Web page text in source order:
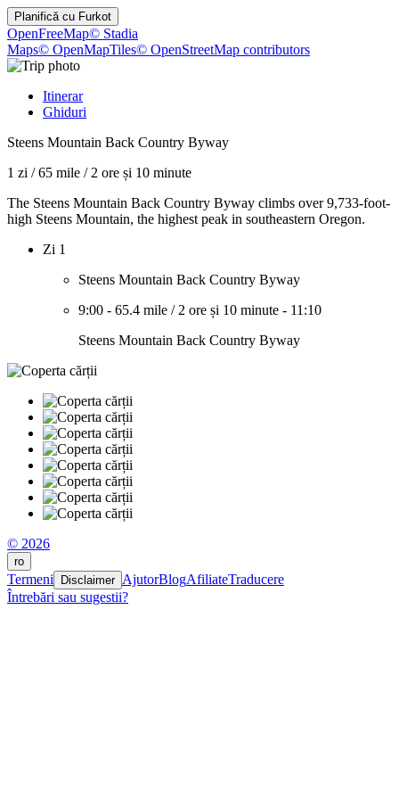
Planifică cu Furkot
OpenFreeMap© Stadia
Maps© OpenMapTiles© OpenStreetMap contributors
Itinerar
Ghiduri
Steens Mountain Back Country Byway
1 zi /65 mile / 2 ore și 10 minute
The Steens Mountain Back Country Byway climbs over 9,733-foot-
high Steens Mountain, the highest peak in southeastern Oregon.
Zi 1
Steens Mountain Back Country Byway
9:00 - 65.4 mile / 2 ore și 10 minute - 11:10
Steens Mountain Back Country Byway
© 2026
ro
Termeni Disclaimer AjutorBlogAfiliateTraducere
Întrebări sau sugestii?